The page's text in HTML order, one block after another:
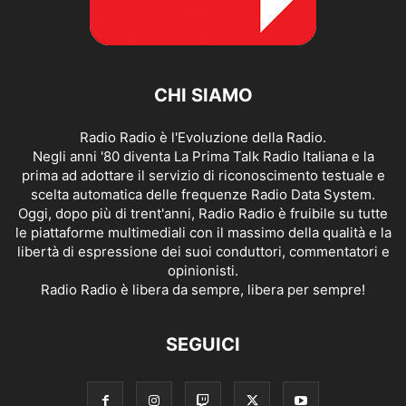
CHI SIAMO
Radio Radio è l'Evoluzione della Radio.
Negli anni '80 diventa La Prima Talk Radio Italiana e la
prima ad adottare il servizio di riconoscimento testuale e
scelta automatica delle frequenze Radio Data System.
Oggi, dopo più di trent'anni, Radio Radio è fruibile su tutte
le piattaforme multimediali con il massimo della qualità e la
libertà di espressione dei suoi conduttori, commentatori e
opinionisti.
Radio Radio è libera da sempre, libera per sempre!
SEGUICI